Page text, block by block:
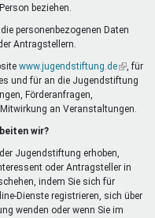
beziehen.
personenbezogenen Daten
Antragstellern.
www.jugendstiftung.de(Link
ist
, für
und für an die Jugendstiftung
Förderanfragen,
an Veranstaltungen.
wir?
Jugendstiftung erhoben,
oder Antragsteller in
indem Sie sich für
Dienste registrieren, sich über
wenden oder wenn Sie im